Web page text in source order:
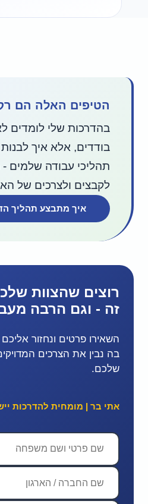
הטיפים האלה הם רק
בהדרכות שלי לומדים לא
בודדים, אלא איך לבנות
תהליכי עבודה שלמים -
לקבצים ולצרכים של
איך מתבצע תהליך
רוצים שהצוות שלכם
זה - וגם הרבה
השאירו פרטים ונחזור אליכם
בה נבין את הצרכים המדויקים
שלכם.
אתי בר | מומחית להדרכות